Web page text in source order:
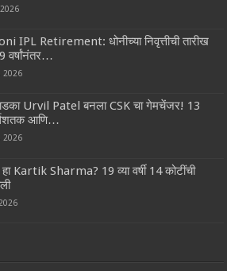
IPL Retirement: धोनीच्या निवृत्तीची तारीख
वर्षांनंतर…
2026
Urvil Patel बनला CSK चा गेमचेंजर! 13
आणि…
2026
Kartik Sharma? 19 व्या वर्षी 14 कोटींची